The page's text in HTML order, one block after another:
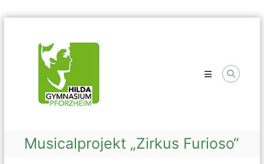
Gymnasium
Musicalprojekt „Zirkus Furioso“